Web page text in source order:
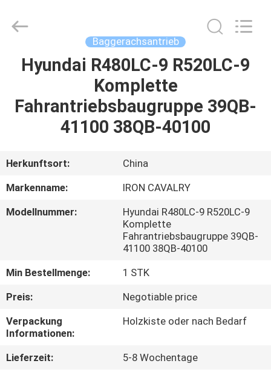
STARTSEITE
PRODUKTE
VR
FABRIK
TOUR
QUALITÄTSKONTROLLE
Machinery
Baggerachsantrieb
Hyundai R480LC-9 R520LC-9
Komplette
Fahrantriebsbaugruppe 39QB-
41100 38QB-40100
Herkunftsort:
China
Markenname:
IRON CAVALRY
Modellnummer:
Hyundai R480LC-9 R520LC-9
Komplette
Fahrantriebsbaugruppe 39QB-
41100 38QB-40100
Min Bestellmenge:
1 STK
Preis:
Negotiable price
Verpackung
Informationen:
Holzkiste oder nach Bedarf
Lieferzeit:
5-8 Wochentage